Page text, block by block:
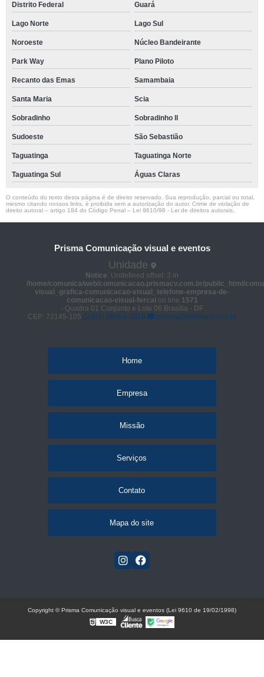
Distrito Federal Guará
Lago Norte Lago Sul
Noroeste Núcleo Bandeirante
Park Way Plano Piloto
Recanto das Emas Samambaia
Santa Maria Scia
Sobradinho Sobradinho ll
Sudoeste São Sebastião
Taguatinga Taguatinga Norte
Taguatinga Sul Águas Claras
O conteúdo do texto desta página é de direito reservado. Sua reprodução, parcial ou total,
mesmo citando nossos links, é proibida sem a autorização do autor. Crime de violação de
direito autoral – artigo 184 do Código Penal – Lei 9610/98 - Lei de direitos autorais
Prisma Comunicação visual e eventos
Unidade
Notice: Undefined offset: 3 in
/home/comunica/web/comunicacao.prismacv.com.br/public_html/
visual_grafica-comunicacao-visual_telefone-empresa-de-
comunicacao-visual-fercal on line 1571
- Quadra 01 Conjunto e Lote 06 Brasília - DF
CEP: 72145-105
(61) 98664-2818 prisma@prismacv.com.br
Home
Empresa
Missão
Serviços
Contato
Mapa do site
Copyright © Prisma Comunicação visual e eventos (Lei 9610 de 19/02/1998)
W3C